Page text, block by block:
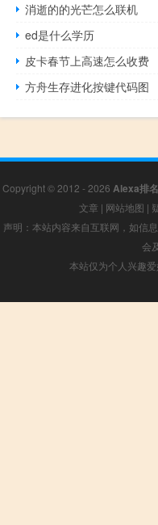
消逝的的光芒怎么联机
ed是什么学历
皮卡春节上高速怎么收费
方舟生存进化按键代码图
Copyright © 2012 - 2026 Alexa排
文章 | 网站地图 |
声明：本站内容来自互联网，如信
会
本站仅为个人兴趣